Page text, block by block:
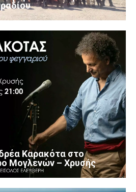
Καρακότα στο
Μογλενών – Χρυσής